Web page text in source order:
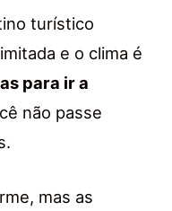
turístico
e o clima é
para ir a
não passe
mas as